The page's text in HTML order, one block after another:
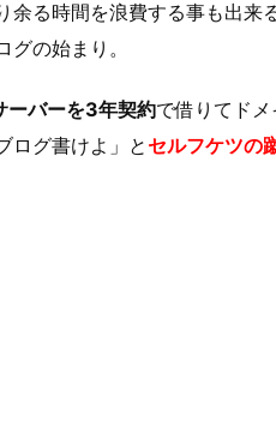
余る時間を浪費する事も出来
の始まり。
ーバーを3年契約で借りてドメ
ログ書けよ」と セルフケツの